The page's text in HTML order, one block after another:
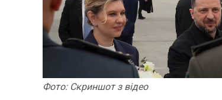
Фото: Скриншот з відео